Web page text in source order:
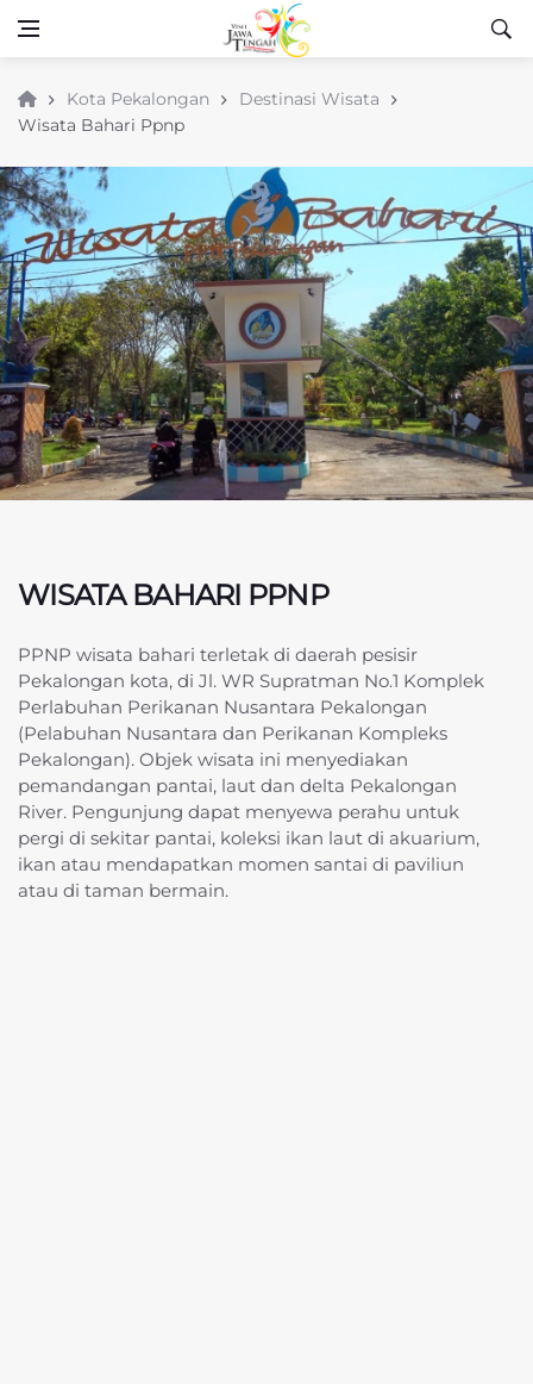
Kota Pekalongan
Destinasi Wisata
Wisata Bahari Ppnp
WISATA BAHARI PPNP
PPNP wisata bahari terletak di daerah pesisir
Pekalongan kota, di Jl. WR Supratman No.1 Komplek
Perlabuhan Perikanan Nusantara Pekalongan
(Pelabuhan Nusantara dan Perikanan Kompleks
Pekalongan). Objek wisata ini menyediakan
pemandangan pantai, laut dan delta Pekalongan
River. Pengunjung dapat menyewa perahu untuk
pergi di sekitar pantai, koleksi ikan laut di akuarium,
ikan atau mendapatkan momen santai di paviliun
atau di taman bermain.